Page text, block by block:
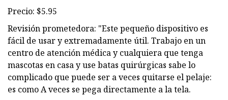
Precio: $5.95
Revisión prometedora: "Este pequeño dispositivo es
fácil de usar y extremadamente útil. Trabajo en un
centro de atención médica y cualquiera que tenga
mascotas en casa y use batas quirúrgicas sabe lo
complicado que puede ser a veces quitarse el pelaje:
es como A veces se pega directamente a la tela.